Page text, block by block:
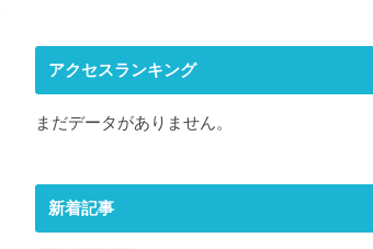
アクセスランキング
まだデータがありません。
新着記事